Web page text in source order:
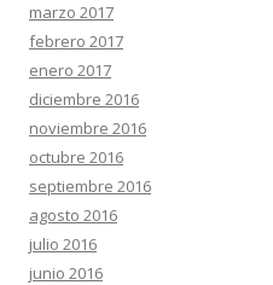
marzo 2017
febrero 2017
enero 2017
diciembre 2016
noviembre 2016
octubre 2016
septiembre 2016
agosto 2016
julio 2016
junio 2016